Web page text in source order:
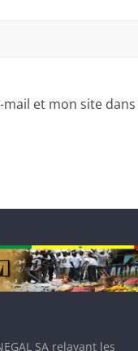
et mon site
SA relayant les